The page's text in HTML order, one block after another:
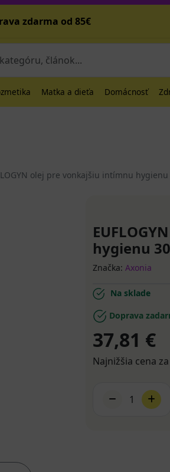
zdarma od 85€
Matka a dieťa Domácnosť
olej pre vonkajšiu intímnu hygienu
hygienu
Značka: Axonia
Na sklade
Doprava
37,81 €
Najnižšia cena
1